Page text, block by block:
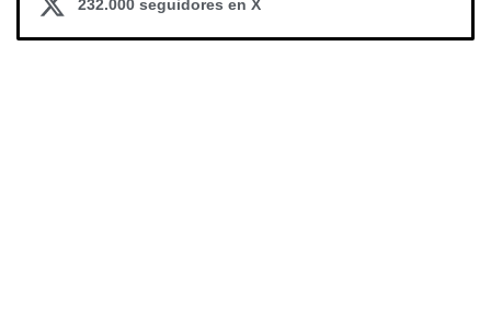
232.000 seguidores en X